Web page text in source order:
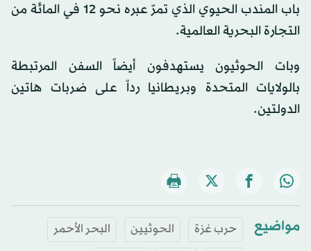
باب المندب الحيوي الذي تمرّ عبره نحو 12 في المائة من
التجارة البحرية العالمية.
وبات الحوثيون يستهدفون أيضاً السفن المرتبطة
بالولايات المتحدة وبريطانيا رداً على ضربات هاتين
الدولتين.
مواضيع حرب غزة الحوثيين
البحر الأحمر